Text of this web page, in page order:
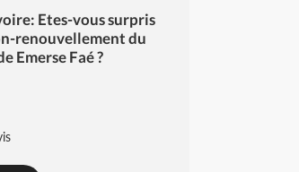
Etes-vous surpris
renouvellement du
Emerse Faé ?